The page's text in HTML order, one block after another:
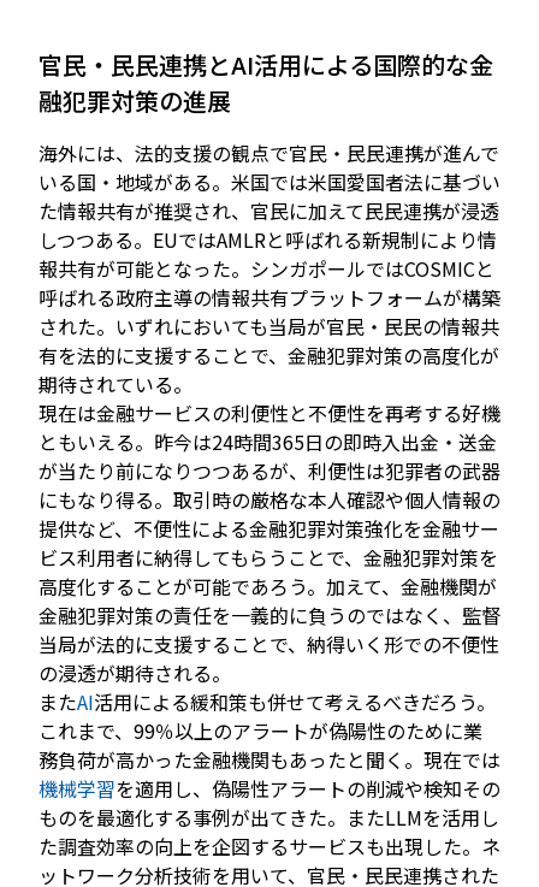
官民・民民連携とAI活用による国際的な金
融犯罪対策の進展
海外には、法的支援の観点で官民・民民連携が進んで
いる国・地域がある。米国では米国愛国者法に基づい
た情報共有が推奨され、官民に加えて民民連携が浸透
しつつある。EUではAMLRと呼ばれる新規制により情
報共有が可能となった。シンガポールではCOSMICと
呼ばれる政府主導の情報共有プラットフォームが構築
された。いずれにおいても当局が官民・民民の情報共
有を法的に支援することで、金融犯罪対策の高度化が
期待されている。
現在は金融サービスの利便性と不便性を再考する好機
ともいえる。昨今は24時間365日の即時入出金・送金
が当たり前になりつつあるが、利便性は犯罪者の武器
にもなり得る。取引時の厳格な本人確認や個人情報の
提供など、不便性による金融犯罪対策強化を金融サー
ビス利用者に納得してもらうことで、金融犯罪対策を
高度化することが可能であろう。加えて、金融機関が
金融犯罪対策の責任を一義的に負うのではなく、監督
当局が法的に支援することで、納得いく形での不便性
の浸透が期待される。
またAI活用による緩和策も併せて考えるべきだろう。
これまで、99％以上のアラートが偽陽性のために業
務負荷が高かった金融機関もあったと聞く。現在では
機械学習を適用し、偽陽性アラートの削減や検知その
ものを最適化する事例が出てきた。またLLMを活用し
た調査効率の向上を企図するサービスも出現した。ネ
ットワーク分析技術を用いて、官民・民民連携された